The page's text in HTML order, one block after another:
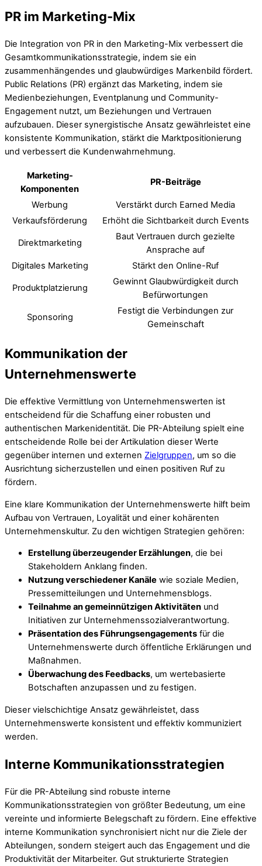
PR im Marketing-Mix
Die Integration von PR in den Marketing-Mix verbessert die
Gesamtkommunikationsstrategie, indem sie ein
zusammenhängendes und glaubwürdiges Markenbild fördert.
Public Relations (PR) ergänzt das Marketing, indem sie
Medienbeziehungen, Eventplanung und Community-
Engagement nutzt, um Beziehungen und Vertrauen
aufzubauen. Dieser synergistische Ansatz gewährleistet eine
konsistente Kommunikation, stärkt die Marktpositionierung
und verbessert die Kundenwahrnehmung.
Marketing-
Komponenten
PR-Beiträge
Werbung
Verstärkt durch Earned Media
Verkaufsförderung
Erhöht die Sichtbarkeit durch Events
Direktmarketing
Baut Vertrauen durch gezielte
Ansprache auf
Digitales Marketing
Stärkt den Online-Ruf
Produktplatzierung
Gewinnt Glaubwürdigkeit durch
Befürwortungen
Sponsoring
Festigt die Verbindungen zur
Gemeinschaft
Kommunikation der
Unternehmenswerte
Die effektive Vermittlung von Unternehmenswerten ist
entscheidend für die Schaffung einer robusten und
authentischen Markenidentität. Die PR-Abteilung spielt eine
entscheidende Rolle bei der Artikulation dieser Werte
gegenüber internen und externen Zielgruppen, um so die
Ausrichtung sicherzustellen und einen positiven Ruf zu
fördern.
Eine klare Kommunikation der Unternehmenswerte hilft beim
Aufbau von Vertrauen, Loyalität und einer kohärenten
Unternehmenskultur. Zu den wichtigen Strategien gehören:
Erstellung überzeugender Erzählungen, die bei
Stakeholdern Anklang finden.
Nutzung verschiedener Kanäle wie soziale Medien,
Pressemitteilungen und Unternehmensblogs.
Teilnahme an gemeinnützigen Aktivitäten und
Initiativen zur Unternehmenssozialverantwortung.
Präsentation des Führungsengagements für die
Unternehmenswerte durch öffentliche Erklärungen und
Maßnahmen.
Überwachung des Feedbacks, um wertebasierte
Botschaften anzupassen und zu festigen.
Dieser vielschichtige Ansatz gewährleistet, dass
Unternehmenswerte konsistent und effektiv kommuniziert
werden.
Interne Kommunikationsstrategien
Für die PR-Abteilung sind robuste interne
Kommunikationsstrategien von größter Bedeutung, um eine
vereinte und informierte Belegschaft zu fördern. Eine effektive
interne Kommunikation synchronisiert nicht nur die Ziele der
Abteilungen, sondern steigert auch das Engagement und die
Produktivität der Mitarbeiter. Gut strukturierte Strategien